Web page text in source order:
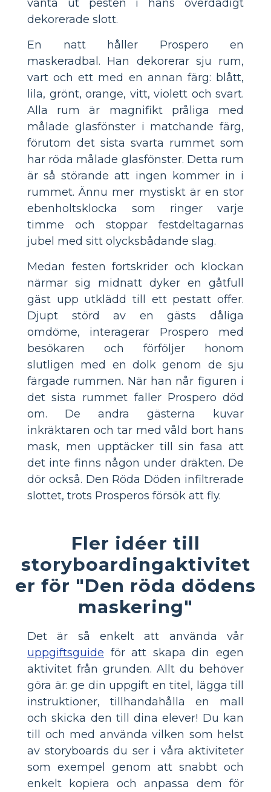
vänta ut pesten i hans överdådigt
dekorerade slott.
En natt håller Prospero en
maskeradbal. Han dekorerar sju rum,
vart och ett med en annan färg: blått,
lila, grönt, orange, vitt, violett och svart.
Alla rum är magnifikt pråliga med
målade glasfönster i matchande färg,
förutom det sista svarta rummet som
har röda målade glasfönster. Detta rum
är så störande att ingen kommer in i
rummet. Ännu mer mystiskt är en stor
ebenholtsklocka som ringer varje
timme och stoppar festdeltagarnas
jubel med sitt olycksbådande slag.
Medan festen fortskrider och klockan
närmar sig midnatt dyker en gåtfull
gäst upp utklädd till ett pestatt offer.
Djupt störd av en gästs dåliga
omdöme, interagerar Prospero med
besökaren och förföljer honom
slutligen med en dolk genom de sju
färgade rummen. När han når figuren i
det sista rummet faller Prospero död
om. De andra gästerna kuvar
inkräktaren och tar med våld bort hans
mask, men upptäcker till sin fasa att
det inte finns någon under dräkten. De
dör också. Den Röda Döden infiltrerade
slottet, trots Prosperos försök att fly.
Fler idéer till
storyboardingaktivitet
er för "Den röda dödens
maskering"
Det är så enkelt att använda vår
uppgiftsguide för att skapa din egen
aktivitet från grunden. Allt du behöver
göra är: ge din uppgift en titel, lägga till
instruktioner, tillhandahålla en mall
och skicka den till dina elever! Du kan
till och med använda vilken som helst
av storyboards du ser i våra aktiviteter
som exempel genom att snabbt och
enkelt kopiera och anpassa dem för